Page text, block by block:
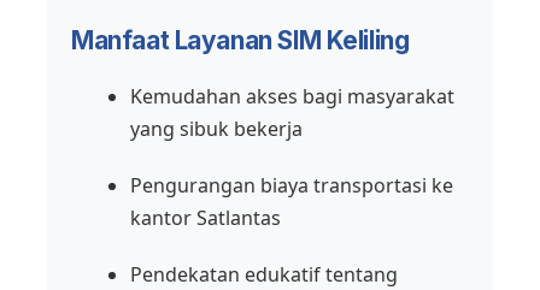
Manfaat Layanan SIM Keliling
Kemudahan akses bagi masyarakat
yang sibuk bekerja
Pengurangan biaya transportasi ke
kantor Satlantas
Pendekatan edukatif tentang